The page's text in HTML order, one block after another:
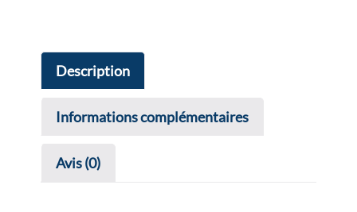
Description
Informations complémentaires
Avis (0)